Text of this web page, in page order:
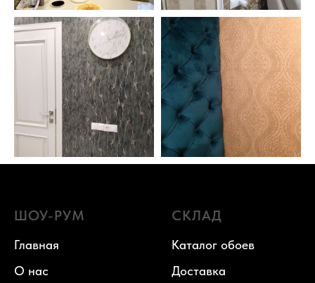
ШОУ-РУМ
Главная
О нас
СКЛАД
Каталог обоев
Доставка